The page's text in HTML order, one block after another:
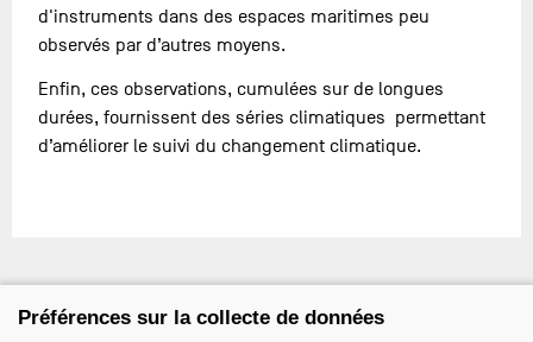
d'instruments dans des espaces maritimes peu
observés par d’autres moyens.
Enfin, ces observations, cumulées sur de longues
durées, fournissent des séries climatiques permettant
d’améliorer le suivi du changement climatique.
Préférences sur la collecte de données